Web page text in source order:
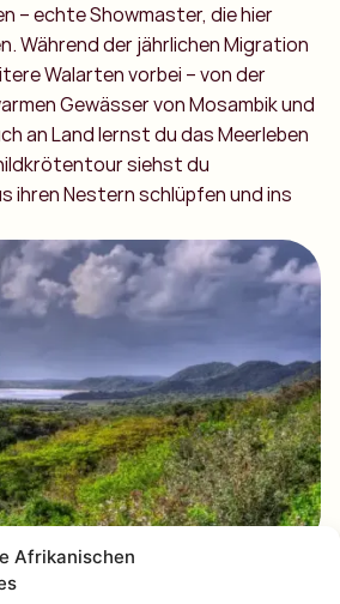
Afrikanischen
– echte Showmaster, die hier
Während der jährlichen Migration
Walarten vorbei – von der
Gewässer von Mosambik und
an Land lernst du das Meerleben
siehst du
ihren Nestern schlüpfen und ins